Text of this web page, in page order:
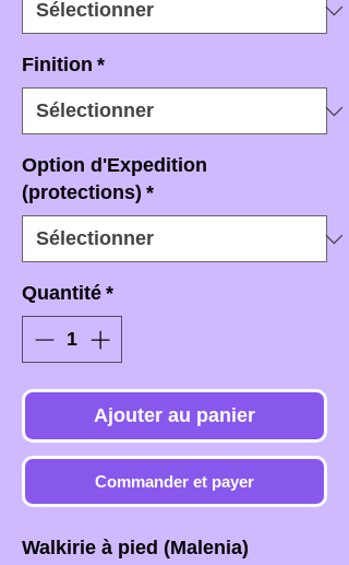
Finition *
Option d'Expedition
(protections) *
Quantité *
Ajouter au panier
Commander et payer
Walkirie à pied (Malenia)